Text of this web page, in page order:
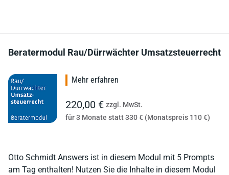
Beratermodul Rau/Dürrwächter Umsatzsteuerrecht
Otto Schmidt Answers ist in diesem Modul mit 5 Prompts
am Tag enthalten! Nutzen Sie die Inhalte in diesem Modul
Mehr erfahren
220,00 € zzgl. MwSt.
für 3 Monate statt 330 € (Monatspreis 110 €)